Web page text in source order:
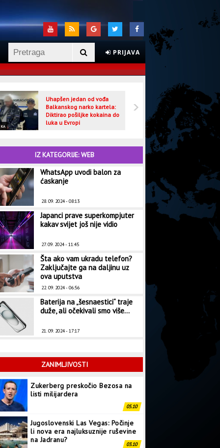
PRIJAVA
Uhapšen jedan od vođa
Balkanskog narko kartela:
Diktirao pošiljke kokaina do
luka u Evropi
CRNA HRONIKA
IZ KATEGORIJE: WEB
WhatsApp uvodi balon za
ćaskanje
28. 09. 2024 - 08:13
Japanci prave superkompjuter
kakav svijet još nije vidio
27. 09. 2024 - 11:45
Šta ako vam ukradu telefon?
Zaključajte ga na daljinu uz
ova uputstva
22. 09. 2024 - 06:56
Baterija na „šesnaestici“ traje
duže, ali očekivali smo više...
21. 09. 2024 - 17:17
ZANIMLJIVOSTI
Zukerberg preskočio Bezosa na
listi milijardera
05.10
Jugoslovenski Las Vegas: Počinje
li nova era najluksuznije ruševine
na Jadranu?
03.10